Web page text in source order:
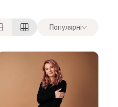
Популярні